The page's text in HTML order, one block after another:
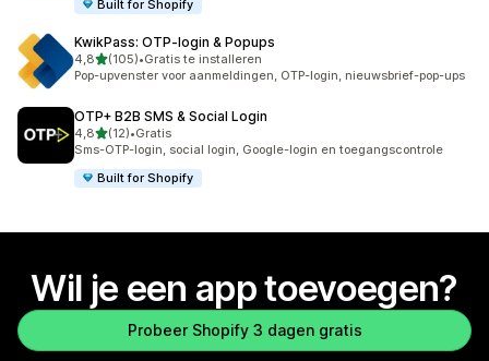
Built for Shopify
KwikPass: OTP‑login & Popups
4,8van 5 sterren
(105)
105 recensies in totaal
•Gratis te installeren
Pop-upvenster voor aanmeldingen, OTP-login, nieuwsbrief-pop-ups
OTP+ B2B SMS & Social Login
4,8van 5 sterren
(12)
12 recensies in totaal
•Gratis
Sms-OTP-login, social login, Google-login en toegangscontrole
Built for Shopify
Wil je een app toevoegen?
Probeer Shopify 3 dagen gratis